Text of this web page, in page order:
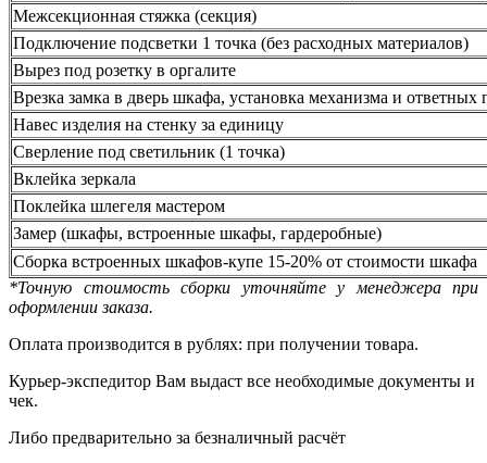
Межсекционная стяжка (секция)
Подключение подсветки 1 точка (без расходных материалов)
Вырез под розетку в оргалите
Врезка замка в дверь шкафа, установка механизма и ответных
Навес изделия на стенку за единицу
Сверление под светильник (1 точка)
Вклейка зеркала
Поклейка шлегеля мастером
Замер (шкафы, встроенные шкафы, гардеробные)
Сборка встроенных шкафов-купе 15-20% от стоимости шкафа
*Точную стоимость сборки уточняйте у менеджера при
оформлении заказа.
Оплата производится в рублях: при получении товара.
Курьер-экспедитор Вам выдаст все необходимые документы и
чек.
Либо предварительно за безналичный расчёт